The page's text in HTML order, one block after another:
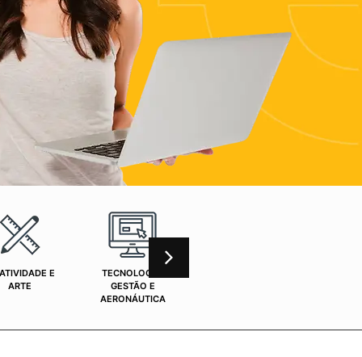
E
ARTE
TECNOLOGIA,
GESTÃO E
AERONÁUTICA